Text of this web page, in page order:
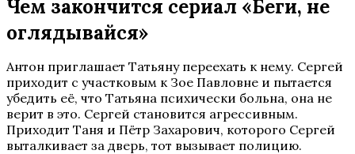
Чем закончится сериал «Беги, не
оглядывайся»
Антон приглашает Татьяну переехать к нему. Сергей
приходит с участковым к Зое Павловне и пытается
убедить её, что Татьяна психически больна, она не
верит в это. Сергей становится агрессивным.
Приходит Таня и Пётр Захарович, которого Сергей
выталкивает за дверь, тот вызывает полицию.